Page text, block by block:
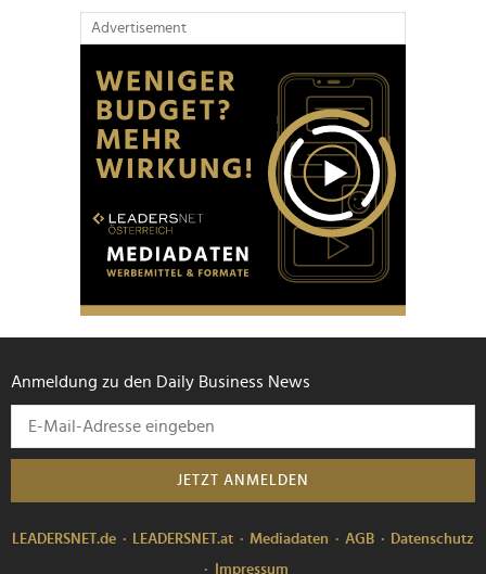
Advertisement
Anmeldung zu den Daily Business News
JETZT ANMELDEN
LEADERSNET.de LEADERSNET.at Mediadaten AGB
Datenschutz
Impressum